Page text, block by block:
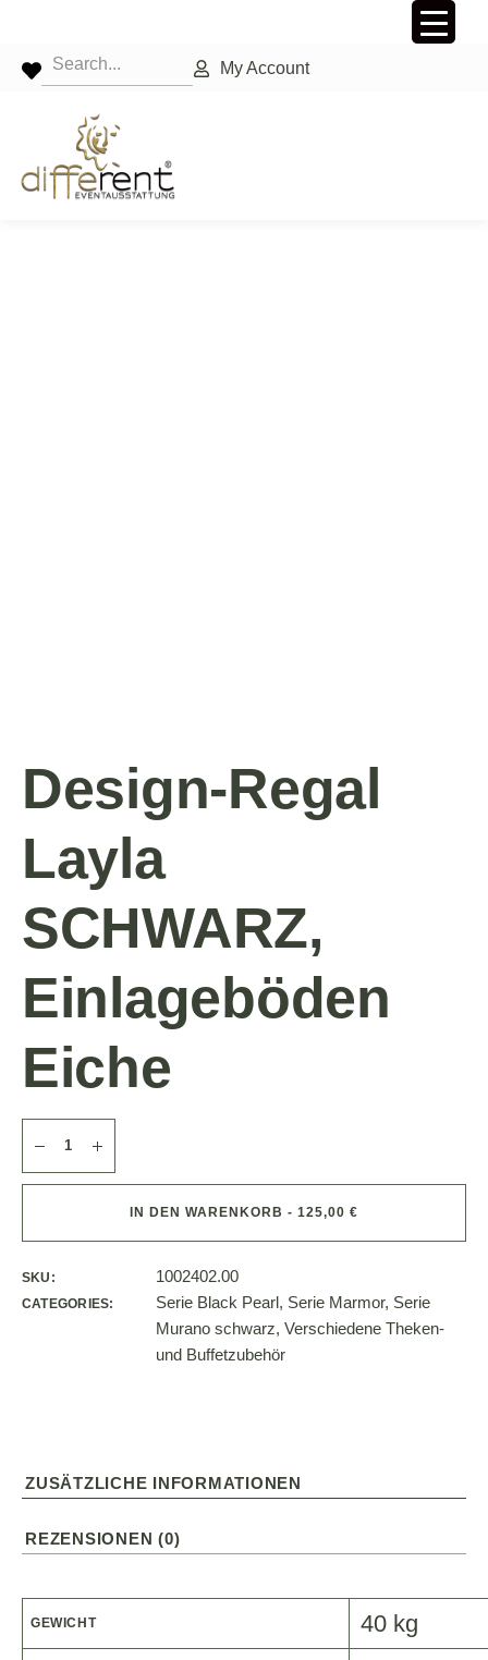
My Account
Design-Regal
Layla
SCHWARZ,
Einlageböden
Eiche
IN DEN WARENKORB - 125,00 €
SKU: 1002402.00
CATEGORIES: Serie Black Pearl, Serie Marmor, Serie
Murano schwarz, Verschiedene Theken-
und Buffetzubehör
ZUSÄTZLICHE INFORMATIONEN
REZENSIONEN (0)
GEWICHT 40 kg